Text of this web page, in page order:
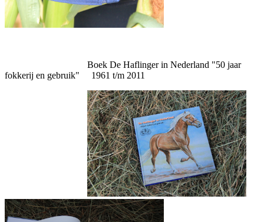
Boek De Haflinger in Nederland "50 jaar
fokkerij en gebruik" 1961 t/m 2011